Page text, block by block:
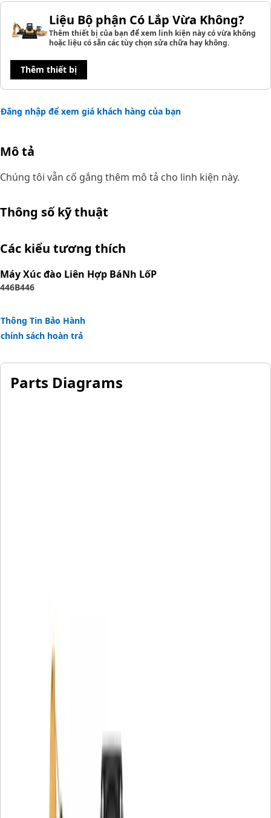
Liệu Bộ phận Có Lắp Vừa Không?
Thêm thiết bị của bạn để xem linh kiện này có vừa không
hoặc liệu có sẵn các tùy chọn sửa chữa hay không.
Thêm thiết bị
Đăng nhập để xem giá khách hàng của bạn
Mô tả
Chúng tôi vẫn cố gắng thêm mô tả cho linh kiện này.
Thông số kỹ thuật
Các kiểu tương thích
Máy Xúc đào Liên Hợp BáNh LốP
446B446
Thông Tin Bảo Hành
chính sách hoàn trả
Parts Diagrams